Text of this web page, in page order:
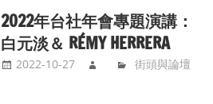
2022年台社年會專題演講：
白元淡＆ RÉMY HERRERA
2022-10-27 街頭與論壇